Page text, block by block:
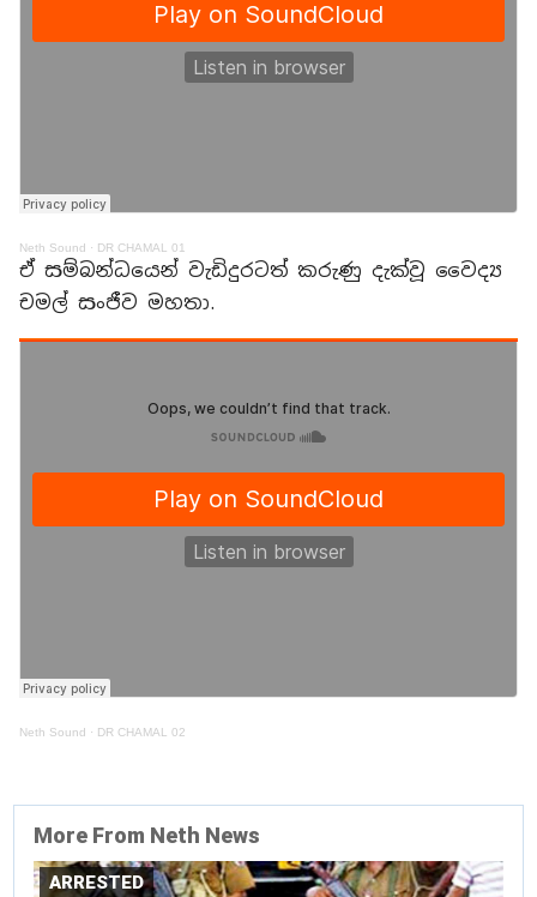
Neth Sound · DR CHAMAL 01
ඒ සම්බන්ධයෙන් වැඩිදුරටත් කරුණු දැක්වූ වෛද්‍ය
චමල් සංජීව මහතා.
Neth Sound · DR CHAMAL 02
More From Neth News
ARRESTED